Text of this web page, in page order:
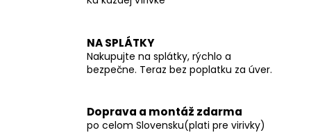
NA SPLÁTKY
Nakupujte na splátky, rýchlo a
bezpečne. Teraz bez poplatku za úver.
Doprava a montáž zdarma
po celom Slovensku(plati pre virivky)